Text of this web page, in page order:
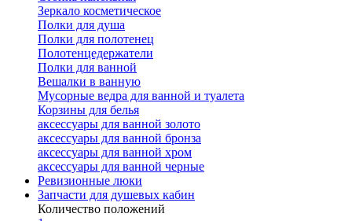
Зеркало косметическое
Полки для душа
Полки для полотенец
Полотенцедержатели
Полки для ванной
Вешалки в ванную
Мусорные ведра для ванной и туалета
Корзины для белья
аксессуары для ванной золото
аксессуары для ванной бронза
аксессуары для ванной хром
аксессуары для ванной черные
Ревизионные люки
Запчасти для душевых кабин
Количество положений